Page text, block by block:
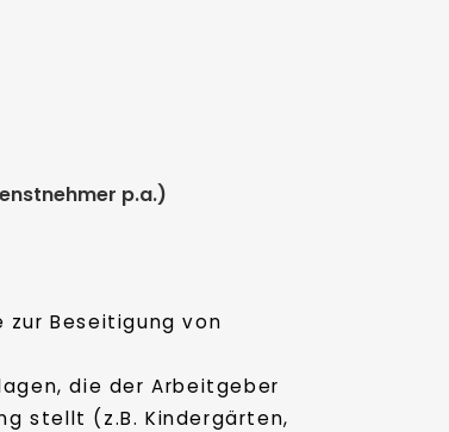
p.a.)
zur Beseitigung von
die der Arbeitgeber
stellt (z.B. Kindergärten,